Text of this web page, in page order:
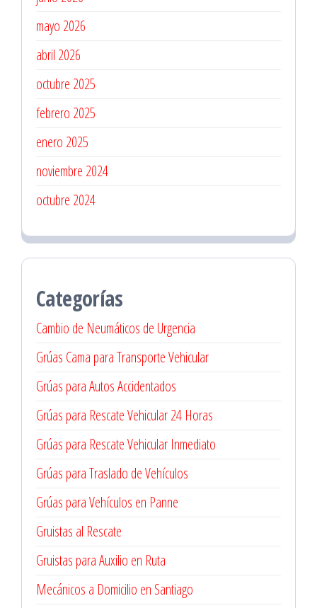
mayo 2026
abril 2026
octubre 2025
febrero 2025
enero 2025
noviembre 2024
octubre 2024
Categorías
Cambio de Neumáticos de Urgencia
Grúas Cama para Transporte Vehicular
Grúas para Autos Accidentados
Grúas para Rescate Vehicular 24 Horas
Grúas para Rescate Vehicular Inmediato
Grúas para Traslado de Vehículos
Grúas para Vehículos en Panne
Gruistas al Rescate
Gruistas para Auxilio en Ruta
Mecánicos a Domicilio en Santiago